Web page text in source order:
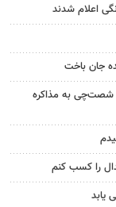
اعلام شدند
جان باخت
شصت‌چی به مذاکره
را کسب کنم